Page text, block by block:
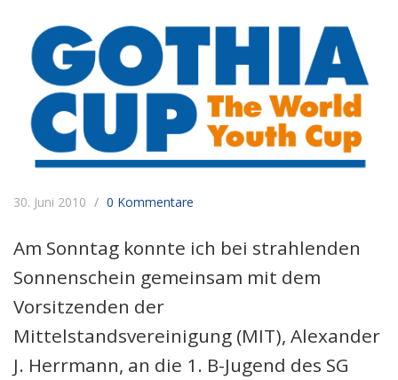
30. Juni 2010 0 Kommentare
Am Sonntag konnte ich bei strahlenden
Sonnenschein gemeinsam mit dem
Vorsitzenden der
Mittelstandsvereinigung (MIT), Alexander
J. Herrmann, an die 1. B-Jugend des SG